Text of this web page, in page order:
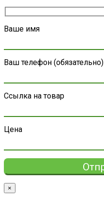
Ваше имя
Ваш телефон (обязательно)
Ссылка на товар
Цена
×